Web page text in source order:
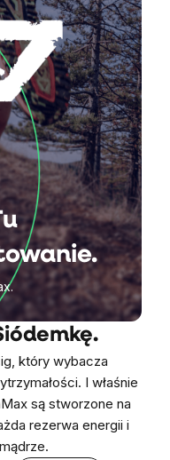
który wybacza
I właśnie
są stworzone na
rezerwa energii i